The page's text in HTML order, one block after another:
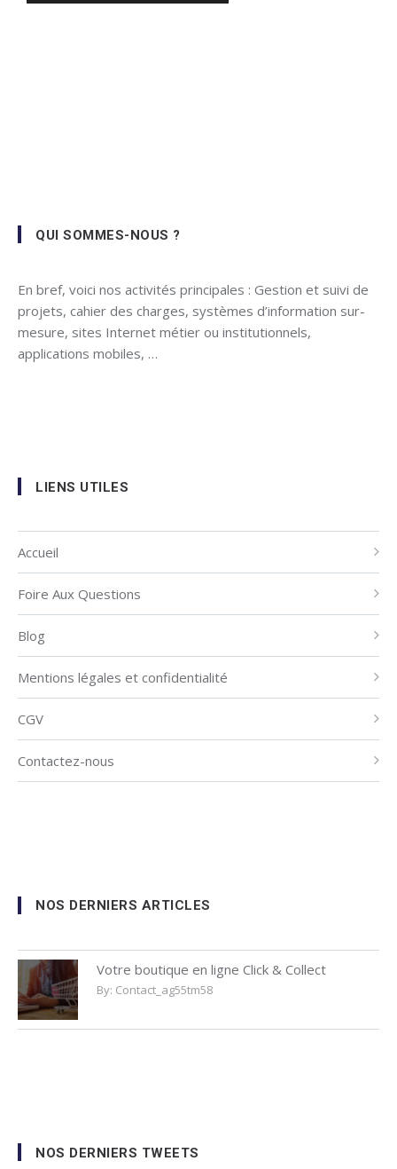
QUI SOMMES-NOUS ?
En bref, voici nos activités principales : Gestion et suivi de
projets, cahier des charges, systèmes d’information sur-
mesure, sites Internet métier ou institutionnels,
applications mobiles, …
LIENS UTILES
Accueil
Foire Aux Questions
Blog
Mentions légales et confidentialité
CGV
Contactez-nous
NOS DERNIERS ARTICLES
Votre boutique en ligne Click & Collect
By: Contact_ag55tm58
NOS DERNIERS TWEETS